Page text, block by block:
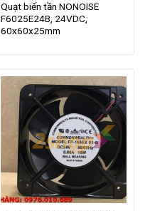
Quạt biến tần NONOISE
F6025E24B, 24VDC,
60x60x25mm